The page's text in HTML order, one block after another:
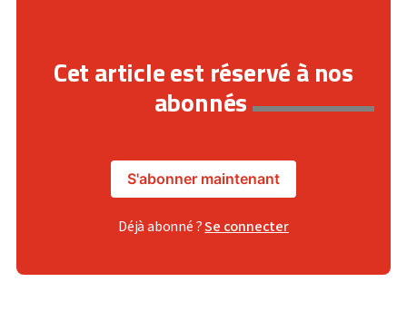
Cet article est réservé à nos
abonnés
S'abonner maintenant
Déjà abonné ?Se connecter